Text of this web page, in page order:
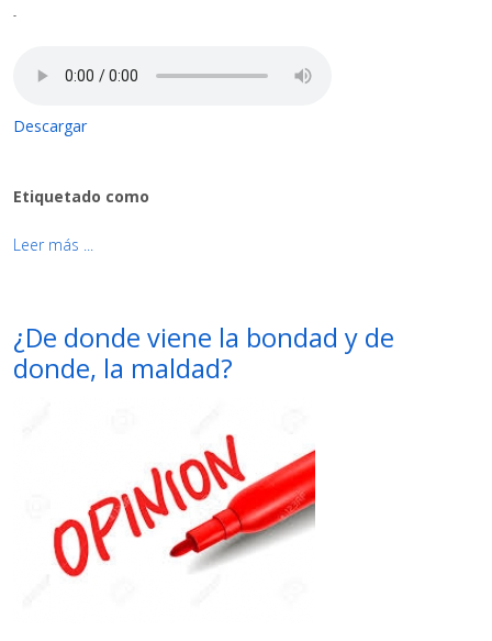
-
Descargar
Etiquetado como
Leer más ...
¿De donde viene la bondad y de
donde, la maldad?